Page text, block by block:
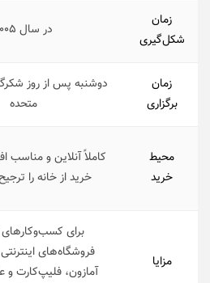
زمان
شکل‌گیری
در سال ۲۰۰۵
زمان
برگزاری
دوشنبه پس از روز
متحده
محیط
خرید
کاملاً آنلاین و مناسب
خرید از خانه را
مزایا
برای
فروشگاه‌های
آمازون، فلیپ‌کارت